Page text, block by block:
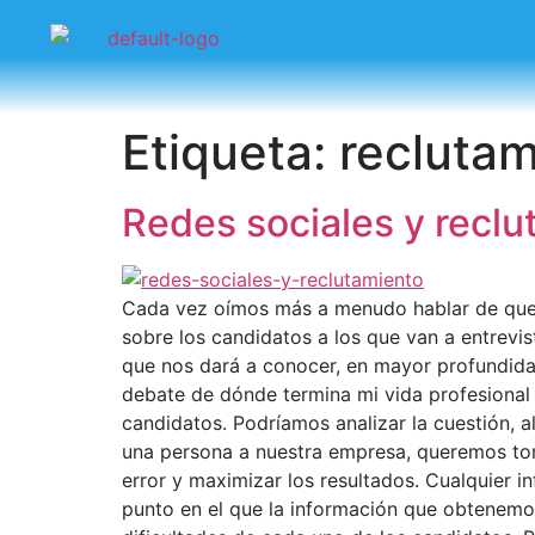
Etiqueta:
Redes sociales y
Cada vez oímos más a menudo hablar de
sobre los candidatos a los que van a
que nos dará a conocer, en mayor
debate de dónde termina mi vida
candidatos. Podríamos analizar la cuestión,
una persona a nuestra empresa, queremos
error y maximizar los resultados. Cualquier
punto en el que la información que